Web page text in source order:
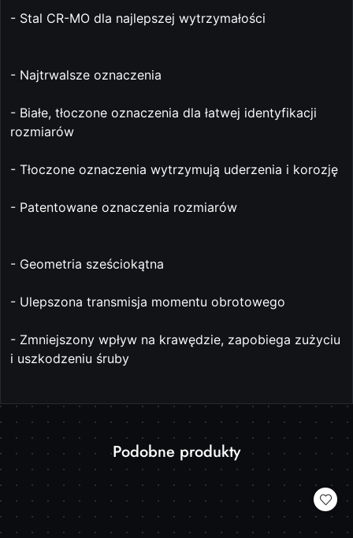
- Stal CR-MO dla najlepszej wytrzymałości
- Najtrwalsze oznaczenia
- Białe, tłoczone oznaczenia dla łatwej identyfikacji
rozmiarów
- Tłoczone oznaczenia wytrzymują uderzenia i korozję
- Patentowane oznaczenia rozmiarów
- Geometria sześciokątna
- Ulepszona transmisja momentu obrotowego
- Zmniejszony wpływ na krawędzie, zapobiega zużyciu
i uszkodzeniu śruby
Pomiń karuzelę produktów
Produkty
statusie:
Podobne produkty